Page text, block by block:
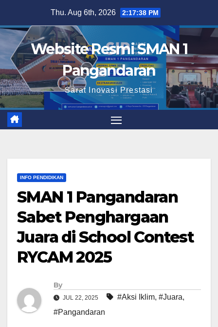
content
Thu. Aug 6th, 2026 2:17:39 PM
Website Resmi SMAN 1
Pangandaran
Sarat Inovasi Prestasi
INFO PENDIDIKAN
SMAN 1 Pangandaran
Sabet Penghargaan
Juara di School Contest
RYCAM 2025
By
JUL 22, 2025 #Aksi Iklim, #Juara,
#Pangandaran